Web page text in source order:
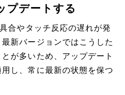
プデートする
合やタッチ反応の遅れが発
新バージョンではこうした
が多いため、アップデート
し、常に最新の状態を保つ